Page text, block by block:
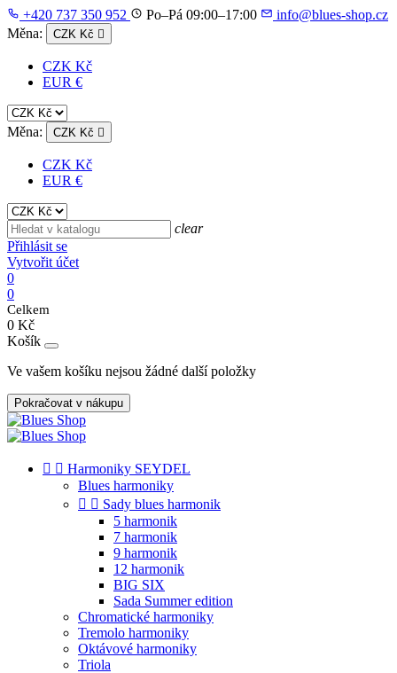
+420 737 350 952 Po–Pá 09:00–17:00
info@blues-shop.cz
Měna:
CZK Kč 
CZK Kč
EUR €
Měna: CZK Kč 
CZK Kč
EUR €
clear
Přihlásit se
Vytvořit účet
0
0
Celkem
0 Kč
Košík
Ve vašem košíku nejsou žádné další položky
Pokračovat v nákupu
  Harmoniky SEYDEL
Blues harmoniky
  Sady blues harmonik
5 harmonik
7 harmonik
9 harmonik
12 harmonik
BIG SIX
Sada Summer edition
Chromatické harmoniky
Tremolo harmoniky
Oktávové harmoniky
Triola